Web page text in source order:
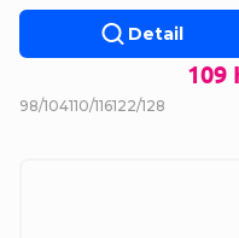
0202
109
Detail
98/104110/116122/128